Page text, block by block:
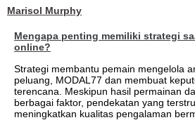
Marisol Murphy
Mengapa penting memiliki strategi
online?
Strategi membantu pemain mengelola
peluang, MODAL77 dan membuat
terencana. Meskipun hasil permainan
berbagai faktor, pendekatan yang
meningkatkan kualitas pengalaman